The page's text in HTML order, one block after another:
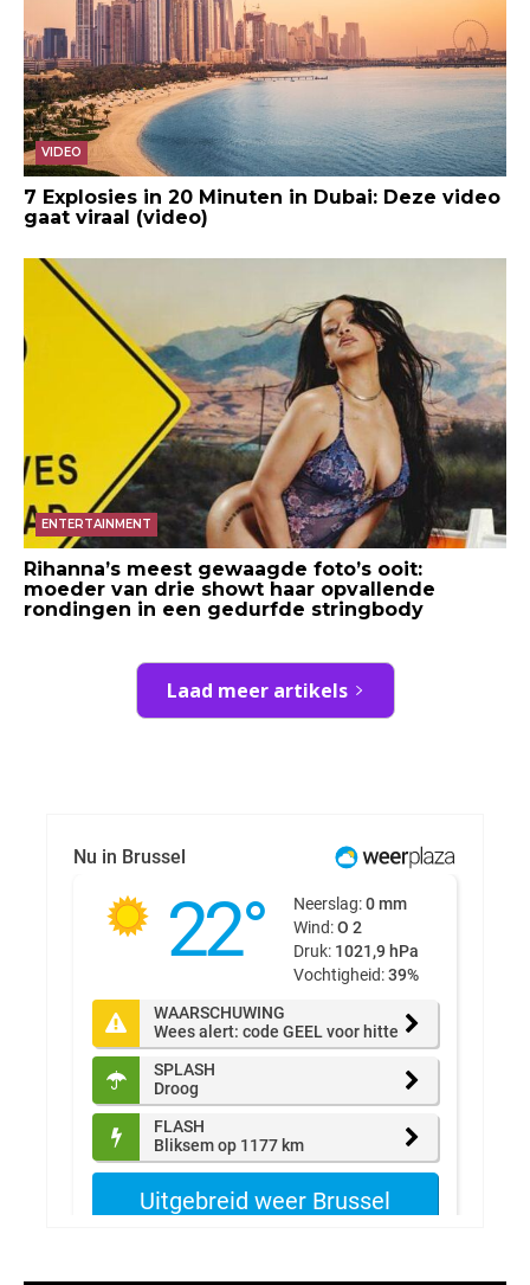
VIDEO
7 Explosies in 20 Minuten in Dubai: Deze video
gaat viraal (video)
ENTERTAINMENT
Rihanna’s meest gewaagde foto’s ooit:
moeder van drie showt haar opvallende
rondingen in een gedurfde stringbody
Laad meer artikels